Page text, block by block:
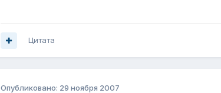
Цитата
Опубликовано: 29 ноября 2007